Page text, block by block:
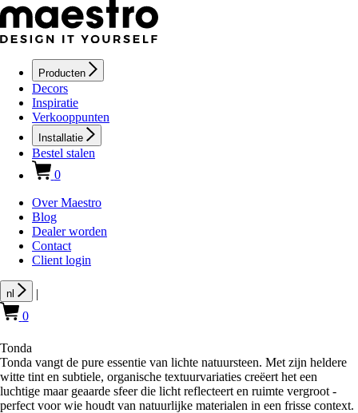
Producten
Decors
Inspiratie
Verkooppunten
Installatie
Bestel stalen
0
Over Maestro
Blog
Dealer worden
Contact
Client login
nl
|
0
Tonda
Tonda vangt de pure essentie van lichte natuursteen. Met zijn heldere
witte tint en subtiele, organische textuurvariaties creëert het een
luchtige maar geaarde sfeer die licht reflecteert en ruimte vergroot -
perfect voor wie houdt van natuurlijke materialen in een frisse context.